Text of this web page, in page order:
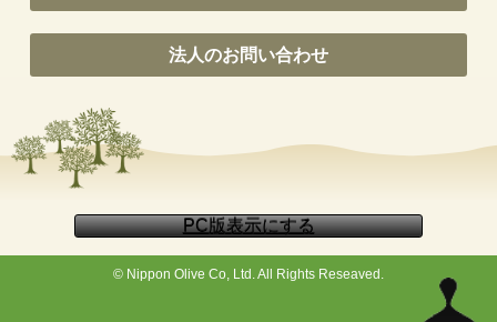
法人のお問い合わせ
© Nippon Olive Co, Ltd. All Rights Reseaved.